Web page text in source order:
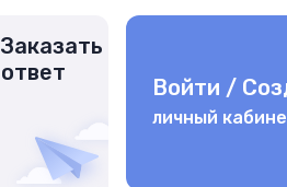
Заказать
ответ
Войти /
личный